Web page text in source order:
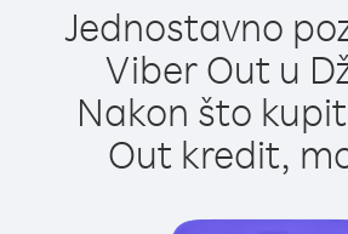
Jednostavno
Viber Out u
Nakon što
Out kredit,